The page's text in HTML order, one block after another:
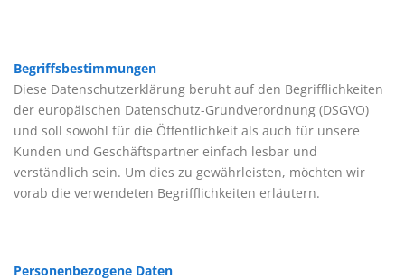
Begriffsbestimmungen
Diese Datenschutzerklärung beruht auf den Begrifflichkeiten
der europäischen Datenschutz-Grundverordnung (DSGVO)
und soll sowohl für die Öffentlichkeit als auch für unsere
Kunden und Geschäftspartner einfach lesbar und
verständlich sein. Um dies zu gewährleisten, möchten wir
vorab die verwendeten Begrifflichkeiten erläutern.
Personenbezogene Daten